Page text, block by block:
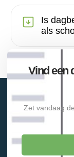
Is
als
Vind een
Zet vandaag